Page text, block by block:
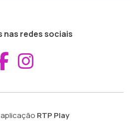
nas redes sociais
Aceder ao
RTP Play